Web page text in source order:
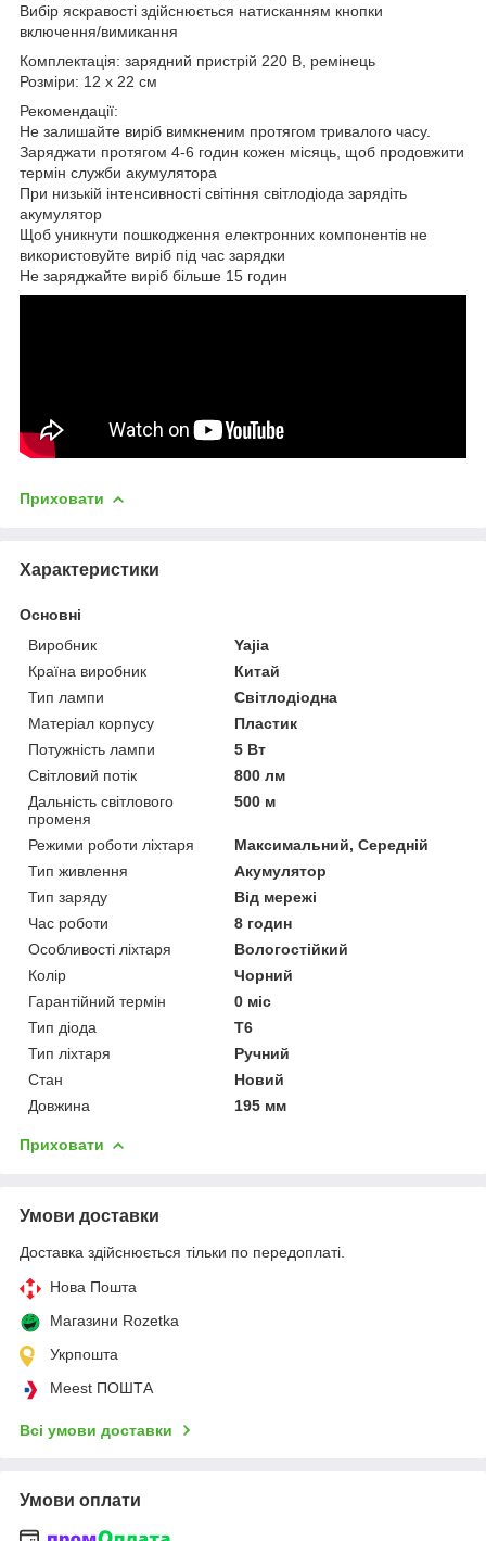
Вибір яскравості здійснюється натисканням кнопки
включення/вимикання
Комплектація: зарядний пристрій 220 В, ремінець
Розміри: 12 х 22 см
Рекомендації:
Не залишайте виріб вимкненим протягом тривалого часу.
Заряджати протягом 4-6 годин кожен місяць, щоб продовжити
термін служби акумулятора
При низькій інтенсивності світіння світлодіода зарядіть
акумулятор
Щоб уникнути пошкодження електронних компонентів не
використовуйте виріб під час зарядки
Не заряджайте виріб більше 15 годин
Приховати
Характеристики
Основні
Виробник
Yajia
Країна виробник
Китай
Тип лампи
Світлодіодна
Матеріал корпусу
Пластик
Потужність лампи
5 Вт
Світловий потік
800 лм
Дальність світлового
променя
500 м
Режими роботи ліхтаря
Максимальний, Середній
Тип живлення
Акумулятор
Тип заряду
Від мережі
Час роботи
8 годин
Особливості ліхтаря
Вологостійкий
Колір
Чорний
Гарантійний термін
0 міс
Тип діода
T6
Тип ліхтаря
Ручний
Стан
Новий
Довжина
195 мм
Приховати
Умови доставки
Доставка здійснюється тільки по передоплаті.
Нова Пошта
Магазини Rozetka
Укрпошта
Meest ПОШТА
Всі умови доставки
Умови оплати